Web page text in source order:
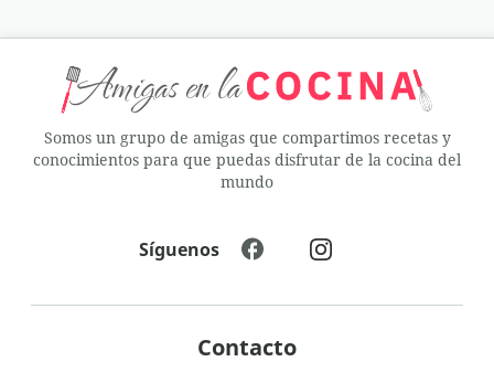
Somos un grupo de amigas que compartimos recetas y
conocimientos para que puedas disfrutar de la cocina del
mundo
Contacto
Síguenos